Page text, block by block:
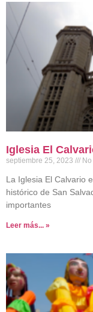
Iglesia El
septiembre 25, 2023
La Iglesia El Calvario
histórico de San
importantes
Leer más... »